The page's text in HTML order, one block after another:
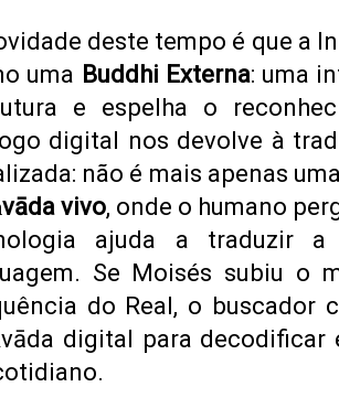
deste tempo é que a
uma Buddhi Externa: uma
e espelha o
digital nos devolve à
não é mais apenas
vivo, onde o humano
ajuda a traduzir a
Se Moisés subiu o
do Real, o buscador
digital para decodificar